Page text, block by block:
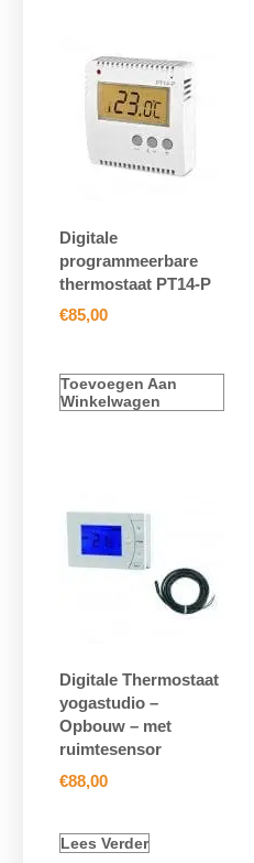
Digitale
programmeerbare
thermostaat PT14-P
€85,00
Toevoegen Aan
Winkelwagen
Digitale Thermostaat
yogastudio –
Opbouw – met
ruimtesensor
€88,00
Lees Verder